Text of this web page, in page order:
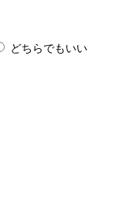
どちらでもいい